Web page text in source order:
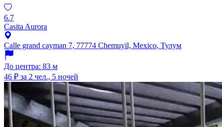
6.7
Casita Aurora
Calle grand cayman 7, 77774 Chemuyil, Mexico, Тулум
До центра: 83 м
46 ₽ за 2 чел., 5 ночей